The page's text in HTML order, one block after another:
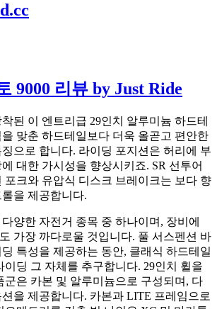
9000 리뷰 by Just Ride
된 이 엔트리급 29인치 알루미늄 하드테
맞춘 하드테일보다 더욱 올곧고 편안한
으로 합니다. 라이딩 포지션은 허리에 부
대한 가시성을 향상시키죠. SR 선투어
포크와 유압식 디스크 브레이크는 보다 향
을 제공합니다.
양한 자전거 종목 중 하나이며, 장비에
가장 까다로울 것입니다. 풀 서스펜션 바
특성을 제공하는 동안, 클래식 하드테일
이딩 그 자체를 추구합니다. 29인치 휠을
군은 카본 및 알루미늄으로 구성되며, 다
을 제공합니다. 카본과 LITE 프레임으로